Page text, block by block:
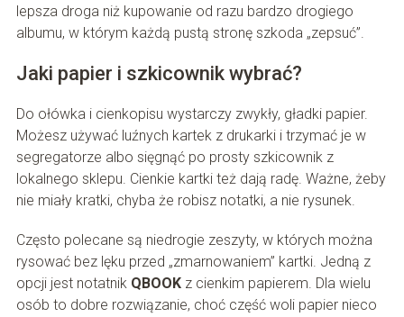
lepsza droga niż kupowanie od razu bardzo drogiego
albumu, w którym każdą pustą stronę szkoda „zepsuć”.
Jaki papier i szkicownik wybrać?
Do ołówka i cienkopisu wystarczy zwykły, gładki papier.
Możesz używać luźnych kartek z drukarki i trzymać je w
segregatorze albo sięgnąć po prosty szkicownik z
lokalnego sklepu. Cienkie kartki też dają radę. Ważne, żeby
nie miały kratki, chyba że robisz notatki, a nie rysunek.
Często polecane są niedrogie zeszyty, w których można
rysować bez lęku przed „zmarnowaniem” kartki. Jedną z
opcji jest notatnik QBOOKz cienkim papierem. Dla wielu
osób to dobre rozwiązanie, choć część woli papier nieco